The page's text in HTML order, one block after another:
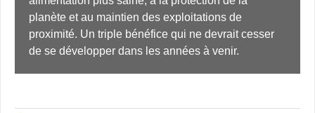
planète et au maintien des exploitations de
proximité. Un triple bénéfice qui ne devrait cesser
de se développer dans les années à venir.